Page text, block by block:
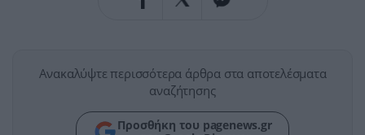
Ανακαλύψτε περισσότερα άρθρα στα αποτελέσματα
αναζήτησης
Προσθήκη του pagenews.gr